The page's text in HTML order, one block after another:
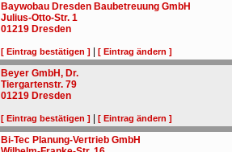
Baywobau Dresden Baubetreuung GmbH
Julius-Otto-Str. 1
01219 Dresden
[ Eintrag bestätigen ] |[ Eintrag ändern ]
Beyer GmbH, Dr.
Tiergartenstr. 79
01219 Dresden
[ Eintrag bestätigen ] |[ Eintrag ändern ]
Bi-Tec Planung-Vertrieb GmbH